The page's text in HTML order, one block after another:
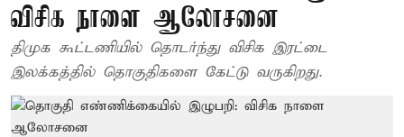
விசிக நாளை ஆலோசனை
திமுக கூட்டணியில் தொடர்ந்து விசிக இரட்டை
இலக்கத்தில் தொகுதிகளை கேட்டு வருகிறது.